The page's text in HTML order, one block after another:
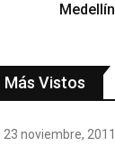
Medellín
Más Vistos
23 noviembre, 2011